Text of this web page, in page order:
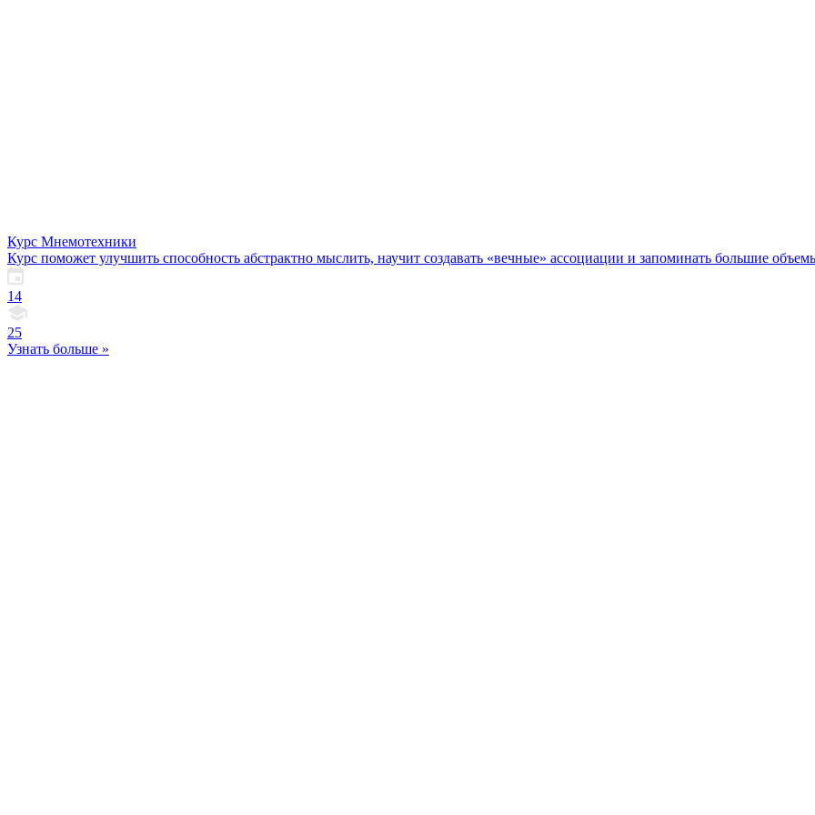
Курс Мнемотехники
Курс поможет улучшить способность абстрактно мыслить, научит создавать «вечные» ассоциации и запоминать большие
14
25
Узнать больше »